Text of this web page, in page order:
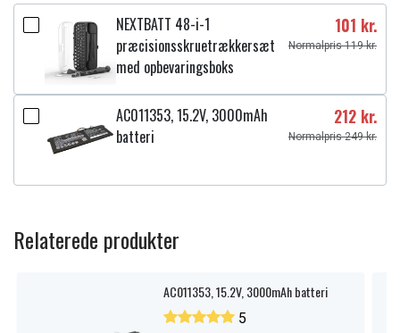
NEXTBATT 48-i-1
præcisionsskruetrækkersæt
med opbevaringsboks
101 kr.
Normalpris 119 kr.
AC011353, 15.2V, 3000mAh
batteri
212 kr.
Normalpris 249 kr.
Relaterede produkter
AC011353, 15.2V, 3000mAh batteri
5